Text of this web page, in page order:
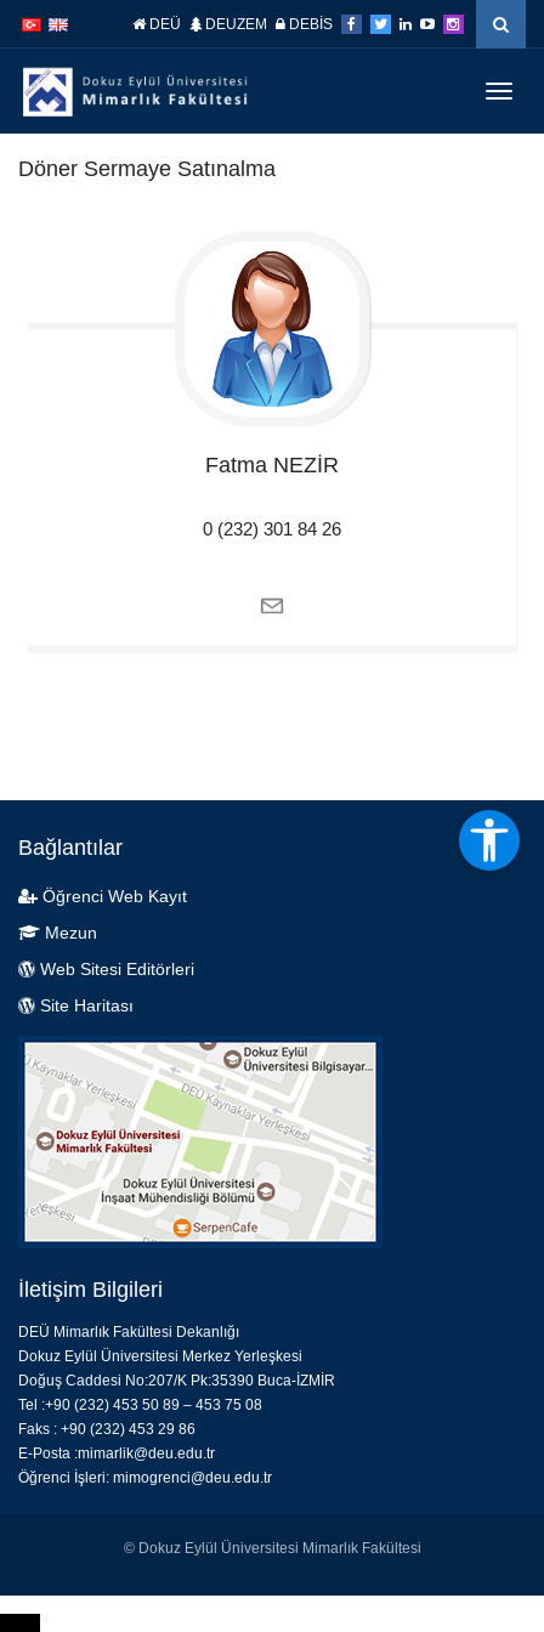
atla
atla
DEÜ DEUZEM DEBİS
Döner Sermaye Satınalma
Fatma NEZİR
0 (232) 301 84 26
Bağlantılar
Öğrenci Web Kayıt
Mezun
Web Sitesi Editörleri
Site Haritası
İletişim Bilgileri
DEÜ Mimarlık Fakültesi Dekanlığı
Dokuz Eylül Üniversitesi Merkez Yerleşkesi
Doğuş Caddesi No:207/K Pk:35390 Buca-İZMİR
Tel :+90 (232) 453 50 89 – 453 75 08
Faks : +90 (232) 453 29 86
E-Posta :mimarlik@deu.edu.tr
Öğrenci İşleri: mimogrenci@deu.edu.tr
© Dokuz Eylül Üniversitesi Mimarlık Fakültesi